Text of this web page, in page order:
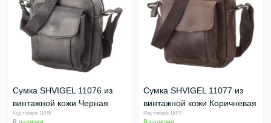
Сумка SHVIGEL 11076 из
винтажной кожи Черная
Код товара: 11076
В наличии
Сумка SHVIGEL 11077 из
винтажной кожи Коричневая
Код товара: 11077
В наличии